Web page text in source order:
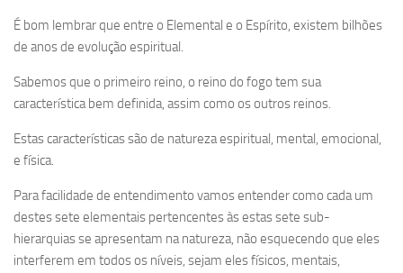
É bom lembrar que entre o Elemental e o Espírito, existem bilhões
de anos de evolução espiritual.
Sabemos que o primeiro reino, o reino do fogo tem sua
característica bem definida, assim como os outros reinos.
Estas características são de natureza espiritual, mental, emocional,
e física.
Para facilidade de entendimento vamos entender como cada um
destes sete elementais pertencentes às estas sete sub-
hierarquias se apresentam na natureza, não esquecendo que eles
interferem em todos os níveis, sejam eles físicos, mentais,